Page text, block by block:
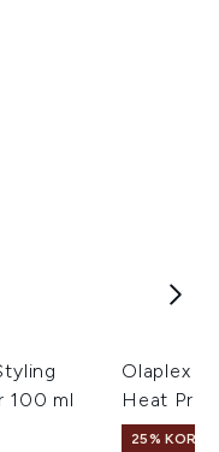
100 ml
Olaplex
Heat
25%